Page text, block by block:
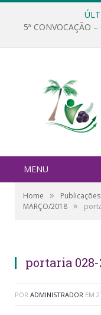
5ª CONVOCAÇÃO
MENU
Home »
MARÇO/2018 »
portaria 028-
POR ADMINISTRADOR EM